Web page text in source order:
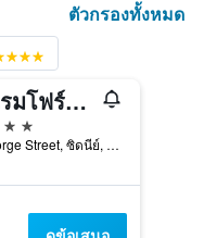
ตัวกรองทั้งหมด
โรงแรมโฟร์ซีซั่นส์ ซิดนีย์
199 George Street, ซิดนีย์, NSW, ออสเตรเลีย